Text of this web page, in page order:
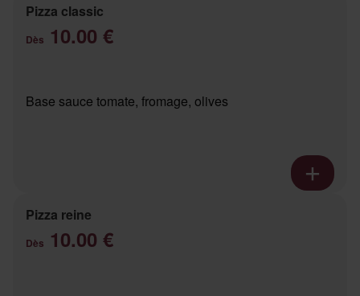
Pizza classic
Dès 10.00 €
Base sauce tomate, fromage, olives
Pizza reine
Dès 10.00 €